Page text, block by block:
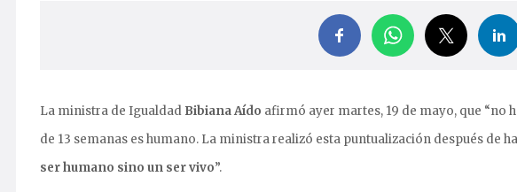
La ministra de Igualdad Bibiana Aído afirmó ayer martes, 19 de mayo, que “no
de 13 semanas es humano. La ministra realizó esta puntualización después de
ser humano sino un ser vivo”.